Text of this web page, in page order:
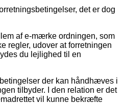
det er dog
af e-mærke ordningen, som
regler, udover at forretningen
du lejlighed til en
der kan håndhæves i
tilbyder. I den relation er det
vil kunne bekræfte